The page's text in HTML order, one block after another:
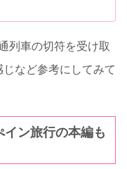
列車の切符を受け取
など参考にしてみて
ン旅行の本編も